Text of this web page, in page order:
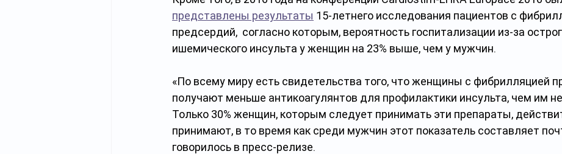
представлены результаты 15-летнего исследования пациентов с
предсердий,  согласно которым, вероятность госпитализации из-за
ишемического инсульта у женщин на 23% выше, чем у мужчин.
«По всему миру есть свидетельства того, что женщины с фибрилляцией
получают меньше антикоагулянтов для профилактики инсульта, чем им
Только 30% женщин, которым следует принимать эти препараты,
принимают, в то время как среди мужчин этот показатель составляет
говорилось в пресс-релизе.